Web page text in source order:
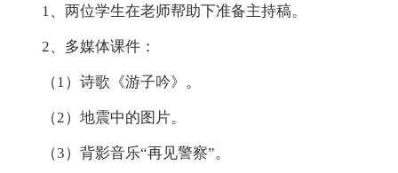
1、两位学生在老师帮助下准备主持稿。
2、多媒体课件：
（1）诗歌《游子吟》。
（2）地震中的图片。
（3）背影音乐“再见警察”。